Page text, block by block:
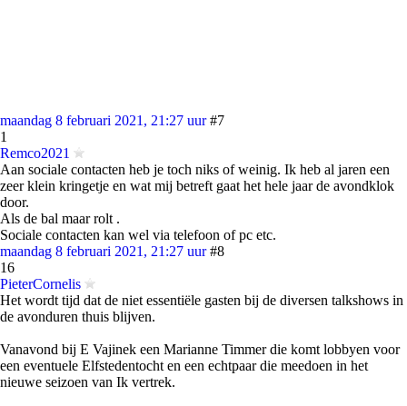
maandag 8 februari 2021, 21:27 uur #7
1
Remco2021
Aan sociale contacten heb je toch niks of weinig. Ik heb al jaren een
zeer klein kringetje en wat mij betreft gaat het hele jaar de avondklok
door.
Als de bal maar rolt .
Sociale contacten kan wel via telefoon of pc etc.
maandag 8 februari 2021, 21:27 uur #8
16
PieterCornelis
Het wordt tijd dat de niet essentiële gasten bij de diversen talkshows in
de avonduren thuis blijven.
Vanavond bij E Vajinek een Marianne Timmer die komt lobbyen voor
een eventuele Elfstedentocht en een echtpaar die meedoen in het
nieuwe seizoen van Ik vertrek.